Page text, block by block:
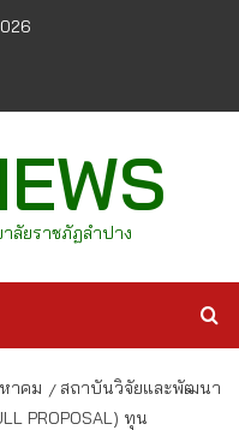
ลัยราชภัฏลำปาง
าคม
สถาบันวิจัยและพัฒนา
PROPOSAL) ทุน